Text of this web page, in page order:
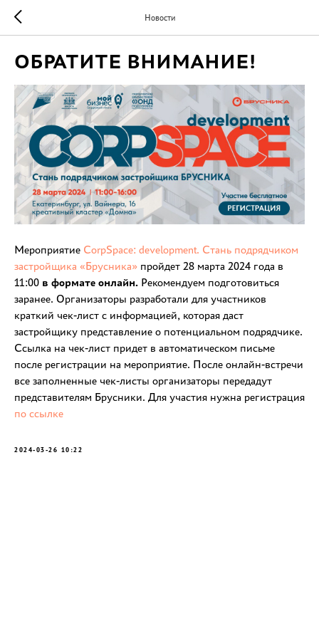
Новости
ОБРАТИТЕ ВНИМАНИЕ!
Мероприятие CorpSpace: development. Стань подрядчиком
застройщика «Брусника» пройдет 28 марта 2024 года в
11:00 в формате онлайн. Рекомендуем подготовиться
заранее. Организаторы разработали для участников
краткий чек-лист с информацией, которая даст
застройщику представление о потенциальном подрядчике.
Ссылка на чек-лист придет в автоматическом письме
после регистрации на мероприятие. После онлайн-встречи
все заполненные чек-листы организаторы передадут
представителям Брусники. Для участия нужна регистрация
по ссылке
2024-03-26 10:22